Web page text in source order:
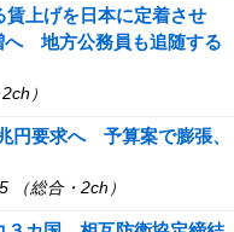
上げを日本に定着させ
へ 地方公務員も追随する
）
円要求へ 予算案で膨張、
（総合・2ch）